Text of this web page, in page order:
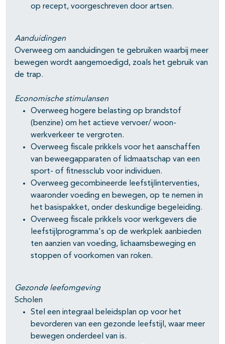
op recept, voorgeschreven door artsen.
Aanduidingen
Overweeg om aanduidingen te gebruiken waarbij meer
bewegen wordt aangemoedigd, zoals het gebruik van
de trap.
Economische stimulansen
Overweeg hogere belasting op brandstof
(benzine) om het actieve vervoer/ woon-
werkverkeer te vergroten.
Overweeg fiscale prikkels voor het aanschaffen
van beweegapparaten of lidmaatschap van een
sport- of fitnessclub voor individuen.
Overweeg gecombineerde leefstijlinterventies,
waaronder voeding en bewegen, op te nemen in
het basispakket, onder deskundige begeleiding.
Overweeg fiscale prikkels voor werkgevers die
leefstijlprogramma's op de werkplek aanbieden
ten aanzien van voeding, lichaamsbeweging en
stoppen of voorkomen van roken.
Gezonde leefomgeving
Scholen
Stel een integraal beleidsplan op voor het
bevorderen van een gezonde leefstijl, waar meer
bewegen onderdeel van is.